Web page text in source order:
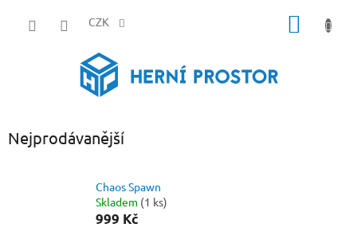
CZK
Nejprodávanější
Chaos Spawn
Skladem (1 ks)
999 Kč